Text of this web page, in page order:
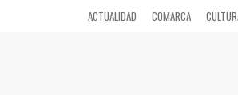
ACTUALIDAD COMARCA